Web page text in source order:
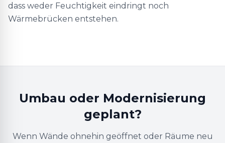
dass weder Feuchtigkeit eindringt noch
Wärmebrücken entstehen.
Umbau oder Modernisierung
geplant?
Wenn Wände ohnehin geöffnet oder Räume neu